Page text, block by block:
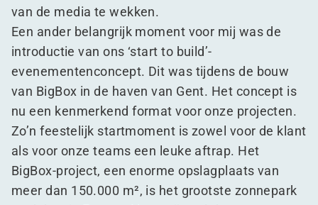
van de media te wekken.
Een ander belangrijk moment voor mij was de
introductie van ons ‘start to build’-
evenementenconcept. Dit was tijdens de bouw
van BigBox in de haven van Gent. Het concept is
nu een kenmerkend format voor onze projecten.
Zo’n feestelijk startmoment is zowel voor de klant
als voor onze teams een leuke aftrap. Het
BigBox-project, een enorme opslagplaats van
meer dan 150.000 m², is het grootste zonnepark